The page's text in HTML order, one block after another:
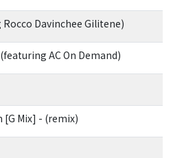
Davinchee Gilitene)
AC On Demand)
[G Mix] - (remix)